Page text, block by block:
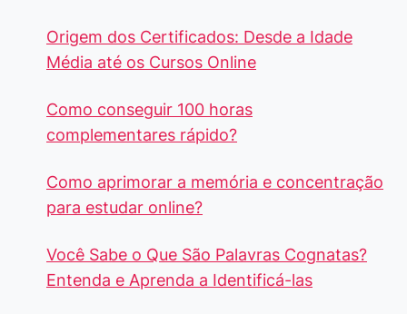
Origem dos Certificados: Desde a Idade
Média até os Cursos Online
Como conseguir 100 horas
complementares rápido?
Como aprimorar a memória e concentração
para estudar online?
Você Sabe o Que São Palavras Cognatas?
Entenda e Aprenda a Identificá-las